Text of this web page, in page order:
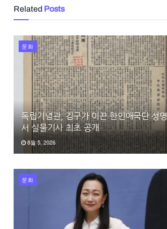
Related Posts
문화
독립기념관, 김구가 이끈 한인애국단 성명
서 실물기사 최초 공개
8월 5, 2026
문화